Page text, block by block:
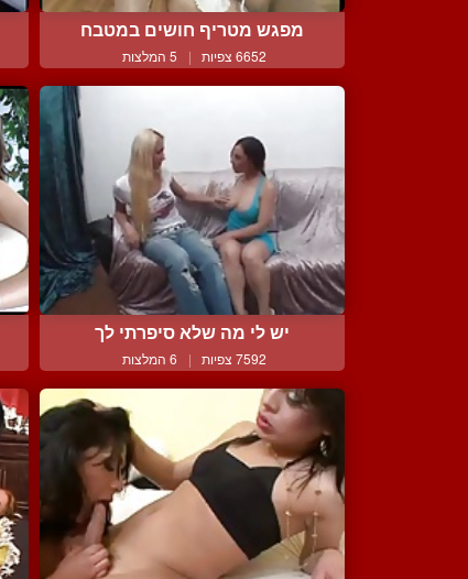
מפגש מטריף חושים במטבח
6652 צפיות | 5 המלצות
יש לי מה שלא סיפרתי לך
7592 צפיות | 6 המלצות